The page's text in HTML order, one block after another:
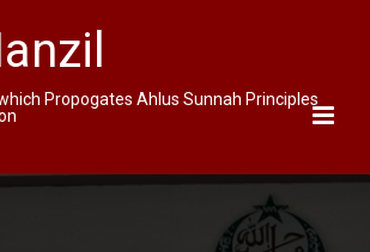
Propogates Ahlus Sunnah Principles